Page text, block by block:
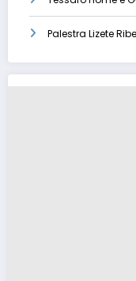
Palestra Lizete